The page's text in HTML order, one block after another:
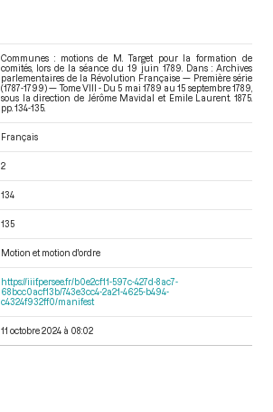
Communes : motions de M. Target pour la formation de
comités, lors de la séance du 19 juin 1789. Dans : Archives
parlementaires de la Révolution Française — Première série
(1787-1799) — Tome VIII - Du 5 mai 1789 au 15 septembre 1789
sous la direction de Jérôme Mavidal et Emile Laurent. 1875.
pp. 134-135.
Français
2
134
135
Motion et motion d'ordre
https://iiif.persee.fr/b0e2cf11-597c-427d-8ac7-
68bcc0acf13b/743e3cc4-2a21-4625-b494-
c4324f932ff0/manifest
11 octobre 2024 à 08:02